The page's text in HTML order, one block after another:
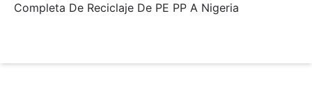
Completa De Reciclaje De PE PP A Nigeria